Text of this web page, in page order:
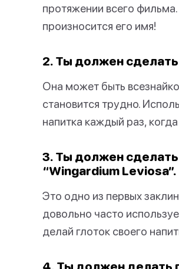
протяжении всего
произносится его имя!
2. Ты должен
Она может быть
становится трудно.
напитка каждый раз,
3. Ты должен сделать
“Wingardium Leviosa”.
Это одно из первых
довольно часто
делай глоток своего
4. Ты должен делать